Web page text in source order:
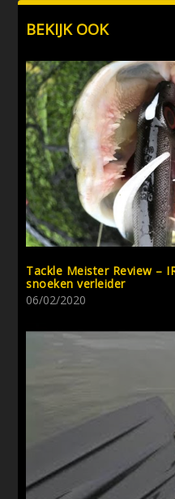
BEKIJK OOK
Tackle Meister Review –
snoeken verleider
06/02/2020